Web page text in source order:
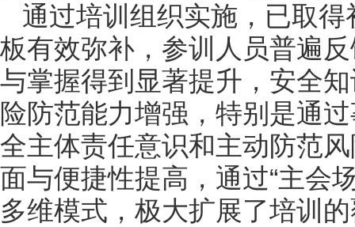
通过培训组织实施，已取
板有效弥补，参训人员普遍
与掌握得到显著提升，安全
险防范能力增强，特别是通
全主体责任意识和主动防范
面与便捷性提高，通过“主会
多维模式，极大扩展了培训